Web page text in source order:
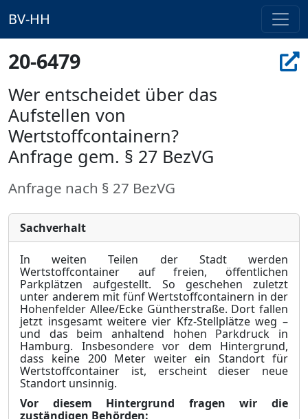
BV-HH
20-6479
Wer entscheidet über das
Aufstellen von
Wertstoffcontainern?
Anfrage gem. § 27 BezVG
Anfrage nach § 27 BezVG
Sachverhalt
In weiten Teilen der Stadt werden
Wertstoffcontainer auf freien, öffentlichen
Parkplätzen aufgestellt. So geschehen zuletzt
unter anderem mit fünf Wertstoffcontainern in der
Hohenfelder Allee/Ecke Güntherstraße. Dort fallen
jetzt insgesamt weitere vier Kfz-Stellplätze weg –
und das beim anhaltend hohen Parkdruck in
Hamburg. Insbesondere vor dem Hintergrund,
dass keine 200 Meter weiter ein Standort für
Wertstoffcontainer ist, erscheint dieser neue
Standort unsinnig.
Vor diesem Hintergrund fragen wir die
zuständigen Behörden: